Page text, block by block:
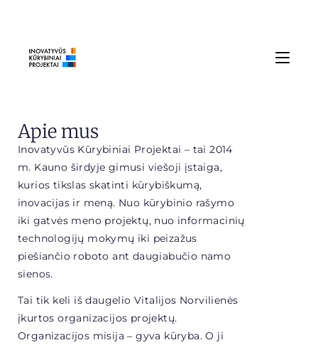
Apie mus
Inovatyvūs Kūrybiniai Projektai – tai 2014
m. Kauno širdyje gimusi viešoji įstaiga,
kurios tikslas skatinti kūrybiškumą,
inovacijas ir meną. Nuo kūrybinio rašymo
iki gatvės meno projektų, nuo informacinių
technologijų mokymų iki peizažus
piešiančio roboto ant daugiabučio namo
sienos.
Tai tik keli iš daugelio Vitalijos Norvilienės
įkurtos organizacijos projektų.
Organizacijos misija – gyva kūryba. O ji